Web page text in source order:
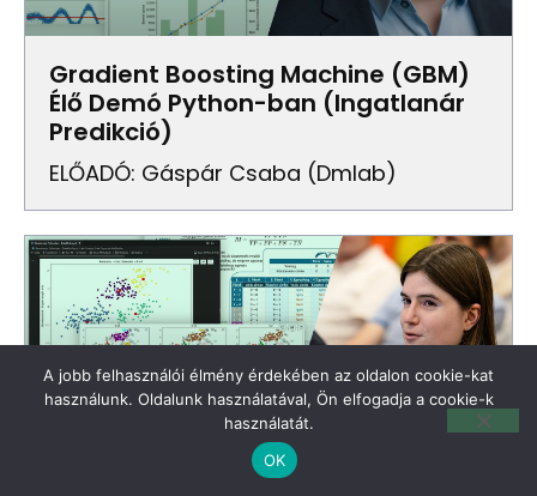
Gradient Boosting Machine (GBM)
Élő Demó Python-ban (Ingatlanár
Predikció)
ELŐADÓ: Gáspár Csaba (dmlab)
A jobb felhasználói élmény érdekében az oldalon cookie-kat
használunk. Oldalunk használatával, Ön elfogadja a cookie-k
használatát.
OK